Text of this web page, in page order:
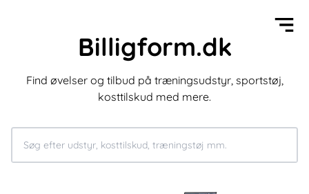
Billigform.dk
Find øvelser og tilbud på træningsudstyr, sportstøj,
kosttilskud med mere.